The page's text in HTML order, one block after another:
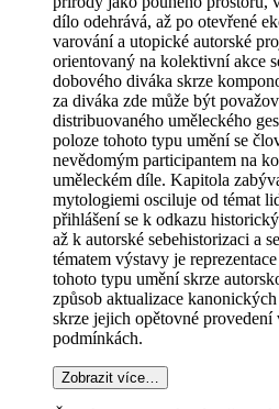
dílo odehrává, až po otevřené
varování a utopické autorské
orientovaný na kolektivní akce
dobového diváka skrze
za diváka zde může být
distribuovaného uměleckého
poloze tohoto typu umění se
nevědomým participantem na
uměleckém díle. Kapitola
mytologiemi osciluje od témat
přihlášení se k odkazu
až k autorské sebehistorizaci a
tématem výstavy je
tohoto typu umění skrze
způsob aktualizace
skrze jejich opětovné
podmínkách.
Zobrazit více…